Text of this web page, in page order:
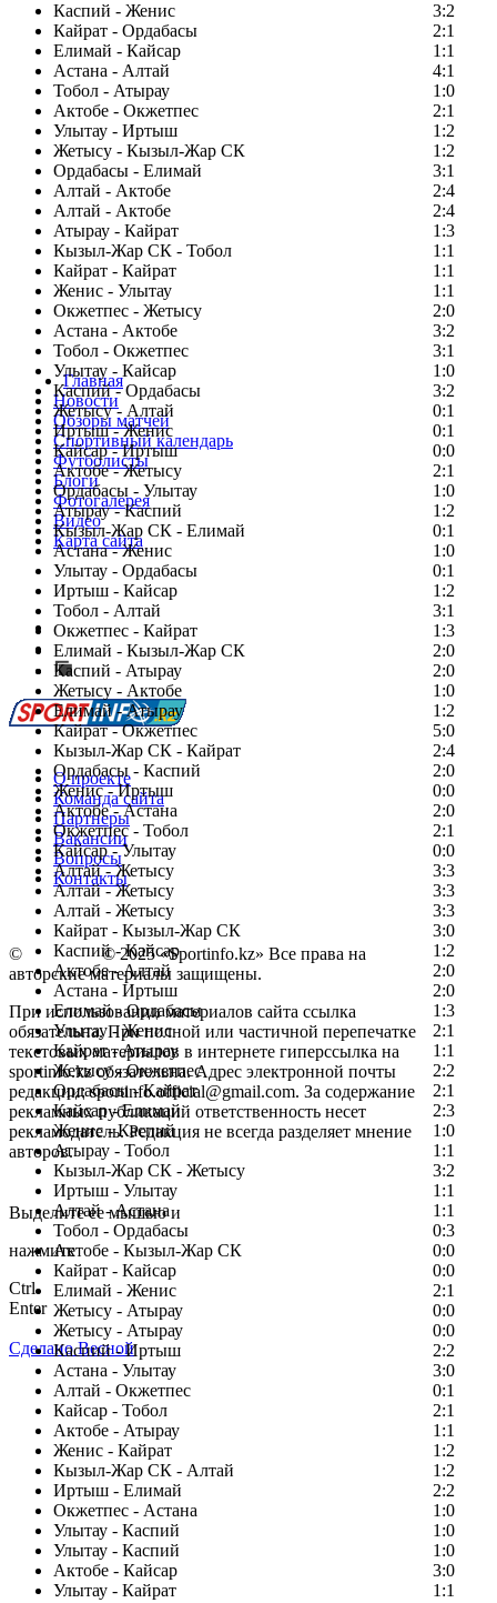
Каспий - Женис
3:2
Кайрат - Ордабасы
2:1
Елимай - Кайсар
1:1
Астана - Алтай
4:1
Тобол - Атырау
1:0
Актобе - Окжетпес
2:1
Улытау - Иртыш
1:2
Жетысу - Кызыл-Жар СК
1:2
Ордабасы - Елимай
3:1
Алтай - Актобе
2:4
Алтай - Актобе
2:4
Атырау - Кайрат
1:3
Кызыл-Жар СК - Тобол
1:1
Кайрат - Кайрат
1:1
Женис - Улытау
1:1
Окжетпес - Жетысу
2:0
Астана - Актобе
3:2
Тобол - Окжетпес
3:1
Улытау - Кайсар
1:0
Каспий - Ордабасы
3:2
Жетысу - Алтай
0:1
Иртыш - Женис
0:1
Кайсар - Иртыш
0:0
Актобе - Жетысу
2:1
Ордабасы - Улытау
1:0
Атырау - Каспий
1:2
Кызыл-Жар СК - Елимай
0:1
Астана - Женис
1:0
Улытау - Ордабасы
0:1
Иртыш - Кайсар
1:2
Тобол - Алтай
3:1
Окжетпес - Кайрат
1:3
Елимай - Кызыл-Жар СК
2:0
Каспий - Атырау
2:0
Жетысу - Актобе
1:0
Елимай - Атырау
1:2
Кайрат - Окжетпес
5:0
Кызыл-Жар СК - Кайрат
2:4
Ордабасы - Каспий
2:0
Женис - Иртыш
0:0
Актобе - Астана
2:0
Окжетпес - Тобол
2:1
Кайсар - Улытау
0:0
Алтай - Жетысу
3:3
Алтай - Жетысу
3:3
Алтай - Жетысу
3:3
Кайрат - Кызыл-Жар СК
3:0
Каспий - Кайсар
1:2
Актобе - Алтай
2:0
Астана - Иртыш
2:0
Елимай - Ордабасы
1:3
Улытау - Женис
2:1
Кайрат - Атырау
1:1
Жетысу - Окжетпес
2:2
Ордабасы - Кайрат
2:1
Кайсар - Елимай
2:3
Женис - Каспий
1:0
Атырау - Тобол
1:1
Кызыл-Жар СК - Жетысу
3:2
Иртыш - Улытау
1:1
Алтай - Астана
1:1
Тобол - Ордабасы
0:3
Актобе - Кызыл-Жар СК
0:0
Кайрат - Кайсар
0:0
Елимай - Женис
2:1
Жетысу - Атырау
0:0
Жетысу - Атырау
0:0
Каспий - Иртыш
2:2
Астана - Улытау
3:0
Алтай - Окжетпес
0:1
Кайсар - Тобол
2:1
Актобе - Атырау
1:1
Женис - Кайрат
1:2
Кызыл-Жар СК - Алтай
1:2
Иртыш - Елимай
2:2
Окжетпес - Астана
1:0
Улытау - Каспий
1:0
Улытау - Каспий
1:0
Актобе - Кайсар
3:0
Улытау - Кайрат
1:1
Главная
Новости
Обзоры матчей
Спортивный календарь
Футболисты
Блоги
Фотогалерея
Видео
Карта сайта
Есть идея?
Сообщить о мероприятии
Перейти на старый сайт
О проекте
Команда сайта
Партнеры
Вакансии
Вопросы
Контакты
© Copyright© 2025 «Sportinfo.kz» Все права на
авторские материалы защищены.
При использовании материалов сайта ссылка
обязательна. При полной или частичной перепечатке
текстовых материалов в интернете гиперссылка на
sportinfo.kz обязательна. Адрес электронной почты
редакции: sportinfo.official@gmail.com. За содержание
рекламных публикаций ответственность несет
рекламодатель. Редакция не всегда разделяет мнение
авторов.
Заметили ошибку в тексте?
Выделите ее мышью и
нажмите
Ctrl
Enter
Сделано Весной